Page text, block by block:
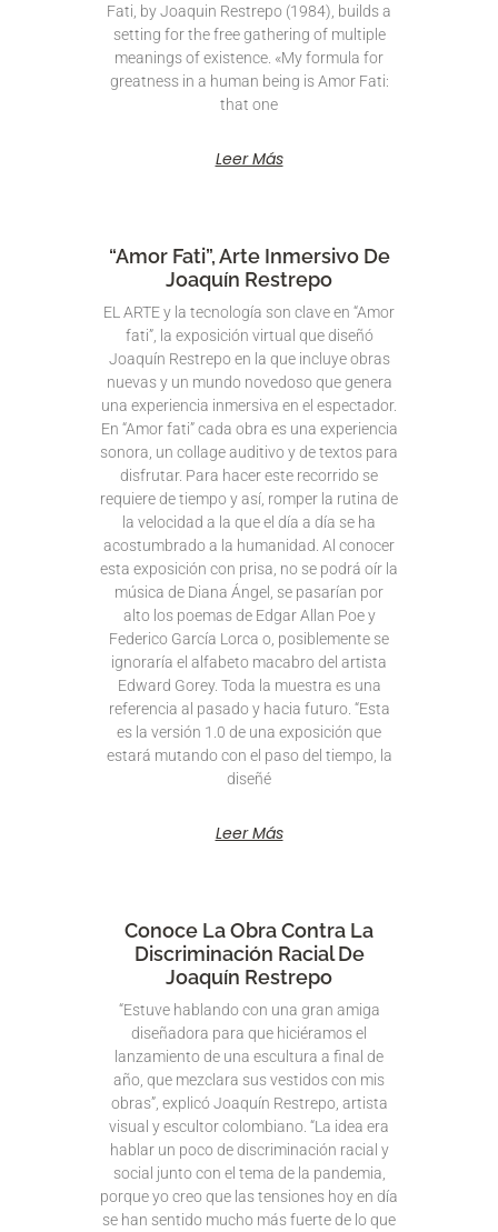
Fati, by Joaquin Restrepo (1984), builds a
setting for the free gathering of multiple
meanings of existence. «My formula for
greatness in a human being is Amor Fati:
that one
Leer Más
“Amor Fati”, Arte Inmersivo De
Joaquín Restrepo
EL ARTE y la tecnología son clave en “Amor
fati”, la exposición virtual que diseñó
Joaquín Restrepo en la que incluye obras
nuevas y un mundo novedoso que genera
una experiencia inmersiva en el espectador.
En “Amor fati” cada obra es una experiencia
sonora, un collage auditivo y de textos para
disfrutar. Para hacer este recorrido se
requiere de tiempo y así, romper la rutina de
la velocidad a la que el día a día se ha
acostumbrado a la humanidad. Al conocer
esta exposición con prisa, no se podrá oír la
música de Diana Ángel, se pasarían por
alto los poemas de Edgar Allan Poe y
Federico García Lorca o, posiblemente se
ignoraría el alfabeto macabro del artista
Edward Gorey. Toda la muestra es una
referencia al pasado y hacia futuro. “Esta
es la versión 1.0 de una exposición que
estará mutando con el paso del tiempo, la
diseñé
Leer Más
Conoce La Obra Contra La
Discriminación Racial De
Joaquín Restrepo
“Estuve hablando con una gran amiga
diseñadora para que hiciéramos el
lanzamiento de una escultura a final de
año, que mezclara sus vestidos con mis
obras”, explicó Joaquín Restrepo, artista
visual y escultor colombiano. “La idea era
hablar un poco de discriminación racial y
social junto con el tema de la pandemia,
porque yo creo que las tensiones hoy en día
se han sentido mucho más fuerte de lo que